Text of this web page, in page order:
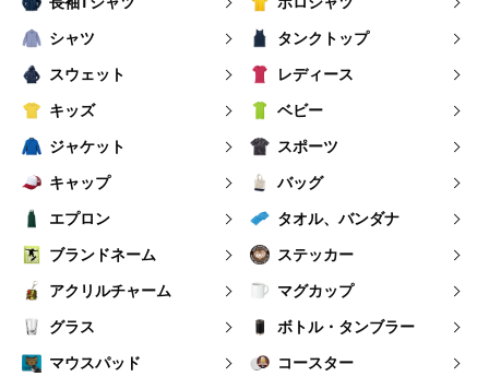
シャツ タンクトップ
スウェット レディース
キッズ ベビー
ジャケット スポーツ
キャップ バッグ
エプロン タオル、バンダナ
ブランドネーム ステッカー
アクリルチャーム マグカップ
グラス ボトル・タンブラー
マウスパッド コースター